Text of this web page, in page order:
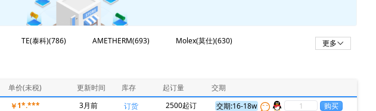
TE(泰科)(786) AMETHERM(693)
Molex(莫仕)(630)
)(57) SIT(芯力特)(54) RockChip(瑞芯微)(52)
Allwinner(全志)(51)
Microchip(微芯)(35) OMRON(欧姆龙)(35)
XHSC(小华)(35)
更多
单价(未税) 更新时间 库存 起订量
交期
￥1*.*** 3月前 订货 2500起订
交期:16-18w